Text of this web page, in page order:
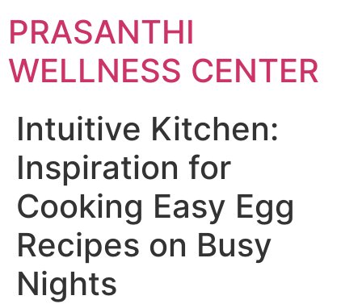
content
PRASANTHI
WELLNESS CENTER
Intuitive Kitchen:
Inspiration for
Cooking Easy Egg
Recipes on Busy
Nights